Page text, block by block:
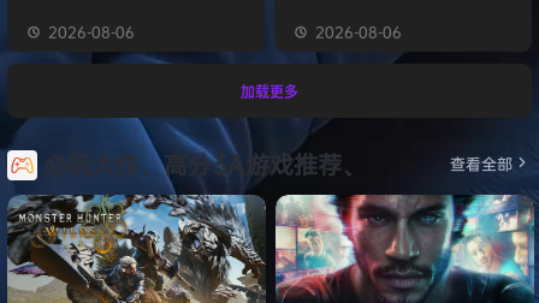
2026-08-06 2026-08-06
加载更多
必玩大作、高分3A游戏推荐、 查看全部